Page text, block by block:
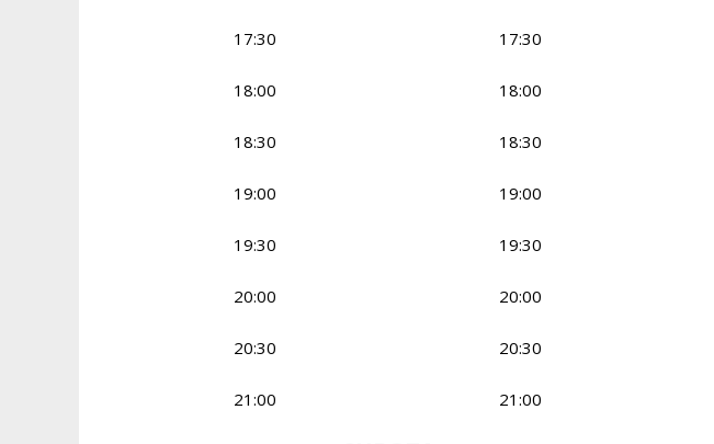
17:30 17:30
18:00 18:00
18:30 18:30
19:00 19:00
19:30 19:30
20:00 20:00
20:30 20:30
21:00 21:00